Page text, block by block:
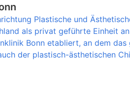
Plastische und
als privat geführte Einheit
Bonn etabliert, an dem
der plastisch-ästhetischen